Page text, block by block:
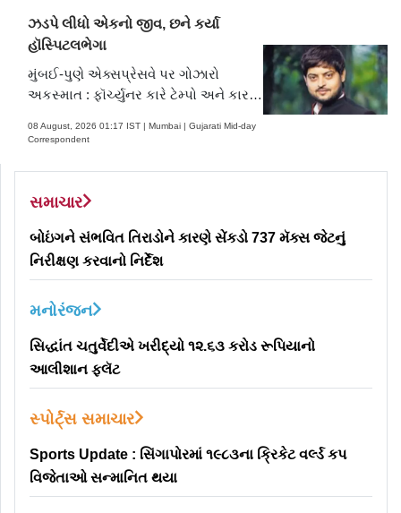
ઝડપે લીધો એકનો જીવ, છને કર્યા
હૉસ્પિટલભેગા
મુંબઈ-પુણે એક્સપ્રેસવે પર ગોઝારો
અકસ્માત : ફૉર્ચ્યુનર કારે ટેમ્પો અને કાર
પછી બન્ને વાહનોની જે હાલત થઈ એનો
08 August, 2026 01:17 IST | Mumbai | Gujarati Mid-day
Correspondent
સમાચાર
બોઇંગને સંભવિત તિરાડોને કારણે સેંકડો 737 મૅક્સ જેટનું
નિરીક્ષણ કરવાનો નિર્દેશ
મનોરંજન
સિદ્ધાંત ચતુર્વેદીએ ખરીદ્યો ૧૨.૬૩ કરોડ રૂપિયાનો
આલીશાન ફ્લૅટ
સ્પોર્ટ્સ સમાચાર
Sports Update : સિંગાપોરમાં ૧૯૮૩ના ક્રિકેટ વર્લ્ડ કપ
વિજેતાઓ સન્માનિત થયા